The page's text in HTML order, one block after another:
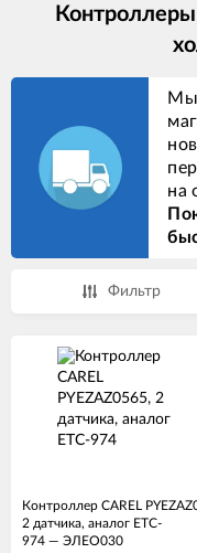
Мы
на
Фильтр
Контроллер СAREL
2 датчика, аналог ETC-
974 — ЭЛЕО030